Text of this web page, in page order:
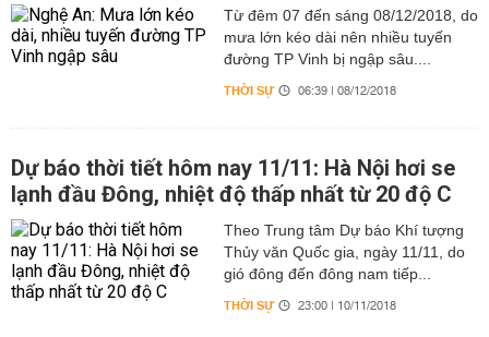
Từ đêm 07 đến sáng 08/12/2018, do
mưa lớn kéo dài nên nhiều tuyến
đường TP Vinh bị ngập sâu....
THỜI SỰ 06:39 | 08/12/2018
Dự báo thời tiết hôm nay 11/11: Hà Nội hơi se
lạnh đầu Đông, nhiệt độ thấp nhất từ 20 độ C
Theo Trung tâm Dự báo Khí tượng
Thủy văn Quốc gia, ngày 11/11, do
gió đông đến đông nam tiếp...
THỜI SỰ 23:00 | 10/11/2018